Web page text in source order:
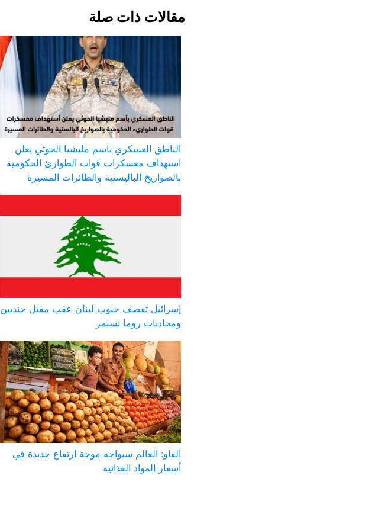
مقالات ذات صلة
الناطق العسكري باسم مليشيا الحوثي يعلن
استهداف معسكرات قوات الطوارئ الحكومية
بالصواريخ الباليستية والطائرات المسيرة
إسرائيل تقصف جنوب لبنان عقب مقتل جنديين
ومحادثات روما تستمر
الفاو: العالم سيواجه موجة ارتفاع جديدة في
أسعار المواد الغذائية